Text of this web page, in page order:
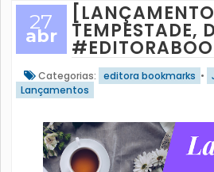
27
abr TEMPESTADE,
Categorias: editora bookmarks •
Lançamentos